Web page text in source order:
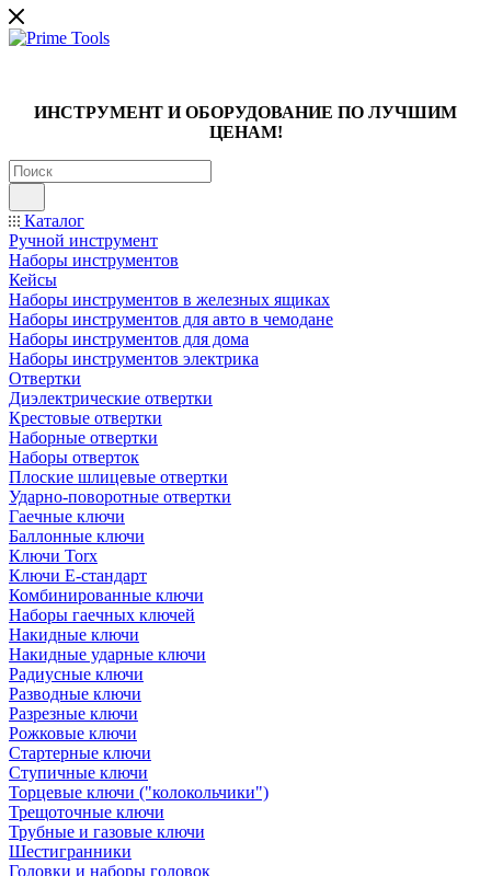
ИНСТРУМЕНТ И ОБОРУДОВАНИЕ ПО ЛУЧШИМ
ЦЕНАМ!
Каталог
Ручной инструмент
Наборы инструментов
Кейсы
Наборы инструментов в железных ящиках
Наборы инструментов для авто в чемодане
Наборы инструментов для дома
Наборы инструментов электрика
Отвертки
Диэлектрические отвертки
Крестовые отвертки
Наборные отвертки
Наборы отверток
Плоские шлицевые отвертки
Ударно-поворотные отвертки
Гаечные ключи
Баллонные ключи
Ключи Torx
Ключи Е-стандарт
Комбинированные ключи
Наборы гаечных ключей
Накидные ключи
Накидные ударные ключи
Радиусные ключи
Разводные ключи
Разрезные ключи
Рожковые ключи
Стартерные ключи
Ступичные ключи
Торцевые ключи ("колокольчики")
Трещоточные ключи
Трубные и газовые ключи
Шестигранники
Головки и наборы головок